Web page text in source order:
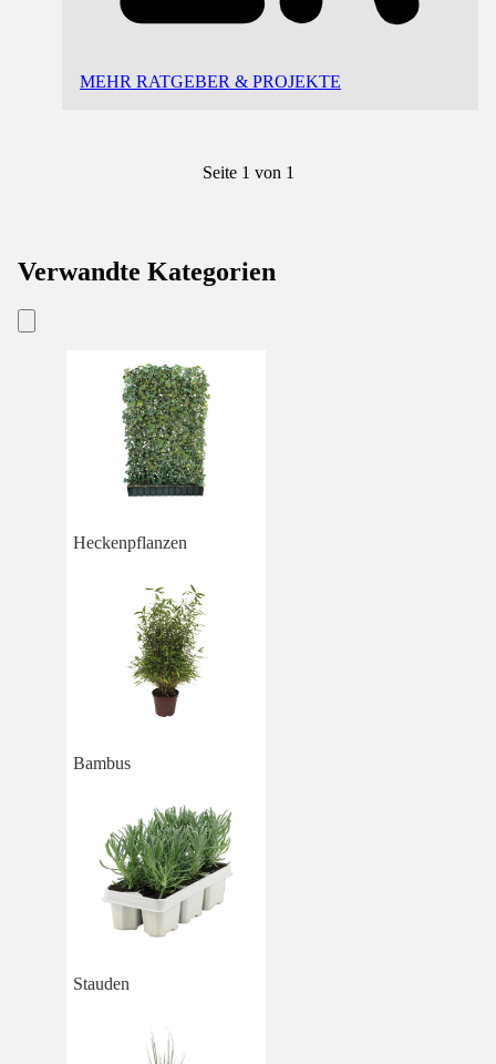
MEHR RATGEBER & PROJEKTE
Seite 1 von 1
Verwandte Kategorien
Heckenpflanzen
Bambus
Stauden